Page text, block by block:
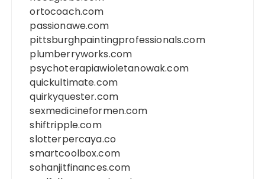
ortocoach.com
passionawe.com
pittsburghpaintingprofessionals.com
plumberryworks.com
psychoterapiawioletanowak.com
quickultimate.com
quirkyquester.com
sexmedicineformen.com
shiftripple.com
slotterpercaya.co
smartcoolbox.com
sohanjitfinances.com